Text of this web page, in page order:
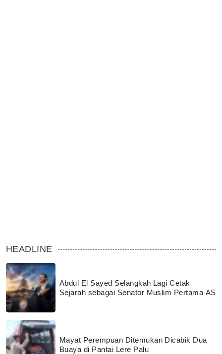
HEADLINE
Abdul El Sayed Selangkah Lagi Cetak
Sejarah sebagai Senator Muslim Pertama AS
Mayat Perempuan Ditemukan Dicabik Dua
Buaya di Pantai Lere Palu